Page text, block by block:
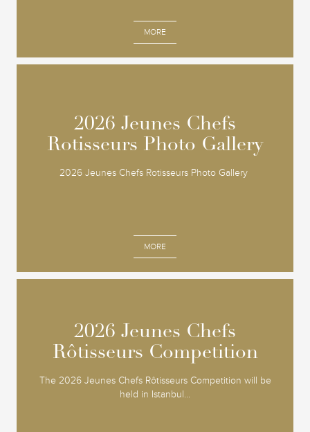
MORE
2026 Jeunes Chefs
Rotisseurs Photo Gallery
2026 Jeunes Chefs Rotisseurs Photo Gallery
MORE
2026 Jeunes Chefs
Rotisseurs Photo Gallery
2026 Jeunes Chefs
Rôtisseurs Competition
The 2026 Jeunes Chefs Rôtisseurs Competition will be
held in Istanbul...
2026 Jeunes Chefs
Rôtisseurs Competition